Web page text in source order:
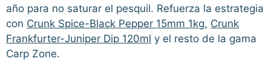
año para no saturar el pesquil. Refuerza la estrategia
con Crunk Spice-Black Pepper 15mm 1kg, Crunk
Frankfurter-Juniper Dip 120ml y el resto de la gama
Carp Zone.